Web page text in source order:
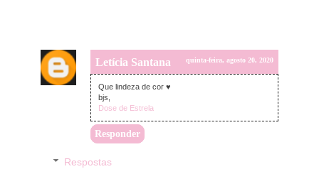
Letícia Santana quinta-feira, agosto 20, 2020
Que lindeza de cor ♥
bjs,
Dose de Estrela
Responder
Respostas